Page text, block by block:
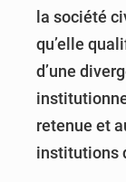
la société
qu’elle
d’une
retenue et
institutions